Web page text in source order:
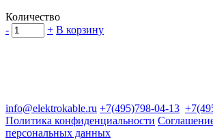
Количество
-
+ В корзину
info@elektrokable.ru +7(495)798-04-13
Политика конфиденциальности
персональных данных